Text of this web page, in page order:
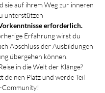
sie auf ihrem Weg zur inneren
unterstützen
erforderlich.
Erfahrung wirst du
Abschluss der Ausbildungen
übergehen können.
in die Welt der Klänge?
deinen Platz und werde Teil
Community!